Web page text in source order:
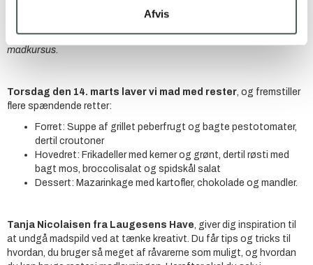
Afvis
spændende madkurser i marts, hvor lokale dygtige kokke lærer fra
arbejder med lokale råvarer, og der er et særligt tema til hvert
madkursus.
Torsdag den 14. marts laver vi mad med rester, og fremstiller
flere spændende retter:
Forret: Suppe af grillet peberfrugt og bagte pestotomater,
dertil croutoner
Hovedret: Frikadeller med kerner og grønt, dertil røsti med
bagt mos, broccolisalat og spidskål salat
Dessert: Mazarinkage med kartofler, chokolade og mandler.
Tanja Nicolaisen fra Laugesens Have, giver dig inspiration til
at undgå madspild ved at tænke kreativt. Du får tips og tricks til
hvordan, du bruger så meget af råvarerne som muligt, og hvordan